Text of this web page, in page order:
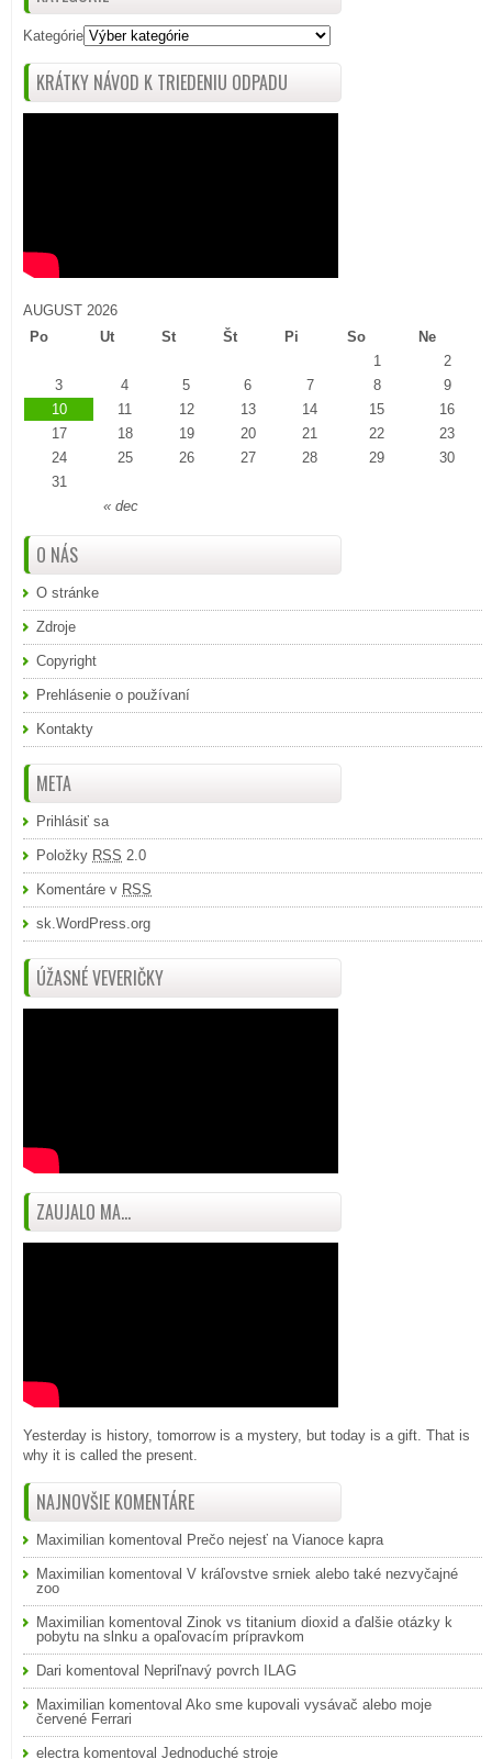
Kategórie
KRÁTKY NÁVOD K TRIEDENIU ODPADU
AUGUST 2026
Po
Ut St Št Pi So Ne
« dec
1
2
3
4 5 6 7 8
9
10
11 12 13 14 15
16
17
18 19 20 21 22
23
24
25 26 27 28 29
30
31
O NÁS
O stránke
Zdroje
Copyright
Prehlásenie o používaní
Kontakty
META
Prihlásiť sa
Položky RSS 2.0
Komentáre v RSS
sk.WordPress.org
ÚŽASNÉ VEVERIČKY
ZAUJALO MA...
Yesterday is history, tomorrow is a mystery, but today is a gift. That is
why it is called the present.
NAJNOVŠIE KOMENTÁRE
Maximilian komentoval Prečo nejesť na Vianoce kapra
Maximilian komentoval V kráľovstve srniek alebo také nezvyčajné
zoo
Maximilian komentoval Zinok vs titanium dioxid a ďalšie otázky k
pobytu na slnku a opaľovacím prípravkom
Dari komentoval Nepriľnavý povrch ILAG
Maximilian komentoval Ako sme kupovali vysávač alebo moje
červené Ferrari
electra komentoval Jednoduché stroje